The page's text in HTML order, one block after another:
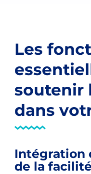
Les
soutenir
dans
Intégration
de la